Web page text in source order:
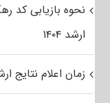
نحوه بازیابی کد
ارشد ۱۴۰۴
زمان اعلام نتایج